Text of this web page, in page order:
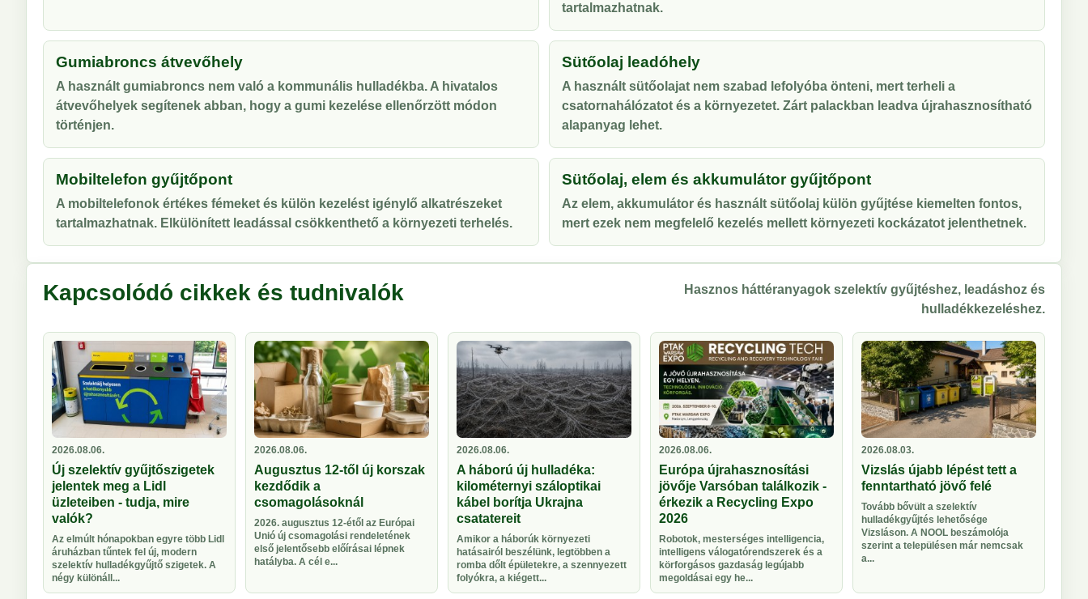
tartalmazhatnak.
Gumiabroncs átvevőhely
A használt gumiabroncs nem való a kommunális hulladékba. A hivatalos
átvevőhelyek segítenek abban, hogy a gumi kezelése ellenőrzött módon
történjen.
Sütőolaj leadóhely
A használt sütőolajat nem szabad lefolyóba önteni, mert terheli a
csatornahálózatot és a környezetet. Zárt palackban leadva újrahasznosítható
alapanyag lehet.
Mobiltelefon gyűjtőpont
A mobiltelefonok értékes fémeket és külön kezelést igénylő alkatrészeket
tartalmazhatnak. Elkülönített leadással csökkenthető a környezeti terhelés.
Sütőolaj, elem és akkumulátor gyűjtőpont
Az elem, akkumulátor és használt sütőolaj külön gyűjtése kiemelten fontos,
mert ezek nem megfelelő kezelés mellett környezeti kockázatot jelenthetnek.
Kapcsolódó cikkek és tudnivalók
Hasznos háttéranyagok szelektív gyűjtéshez, leadáshoz és
hulladékkezeléshez.
2026.08.06.
Új szelektív gyűjtőszigetek
jelentek meg a Lidl
üzleteiben - tudja, mire
valók?
Az elmúlt hónapokban egyre több Lidl
áruházban tűntek fel új, modern
szelektív hulladékgyűjtő szigetek. A
négy különáll...
2026.08.06.
Augusztus 12-től új korszak
kezdődik a
csomagolásoknál
2026. augusztus 12-étől az Európai
Unió új csomagolási rendeletének
első jelentősebb előírásai lépnek
hatályba. A cél e...
2026.08.06.
A háború új hulladéka:
kilométernyi száloptikai
kábel borítja Ukrajna
csatatereit
Amikor a háborúk környezeti
hatásairól beszélünk, legtöbben a
romba dőlt épületekre, a szennyezett
folyókra, a kiégett...
2026.08.06.
Európa újrahasznosítási
jövője Varsóban találkozik -
érkezik a Recycling Expo
2026
Robotok, mesterséges intelligencia,
intelligens válogatórendszerek és a
körforgásos gazdaság legújabb
megoldásai egy he...
2026.08.03.
Vizslás újabb lépést tett a
fenntartható jövő felé
Tovább bővült a szelektív
hulladékgyűjtés lehetősége
Vizsláson. A NOOL beszámolója
szerint a településen már nemcsak
a...